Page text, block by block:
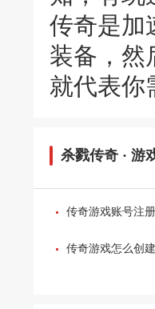
传奇是加
装备，然
就代表你
杀戮传奇 · 游
传奇游戏账号注
传奇游戏怎么创